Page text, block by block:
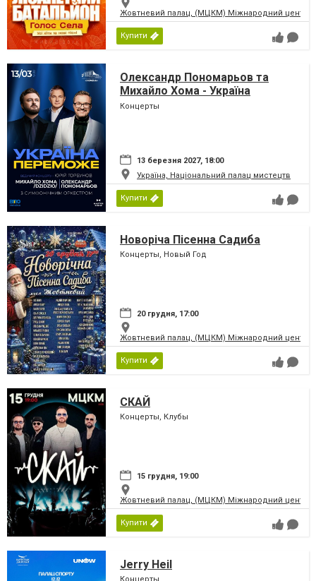
Жовтневий палац, (МЦКМ) Міжнародний центр
Купити
Олександр Пономарьов та
Михайло Хома - Україна
Переможе!
Концерты
13 березня 2027, 18:00
Україна, Національний палац мистецтв
Купити
Новоріча Пісенна Садиба
Концерты, Новый Год
20 грудня, 17:00
Жовтневий палац, (МЦКМ) Міжнародний центр
Купити
СКАЙ
Концерты, Клубы
15 грудня, 19:00
Жовтневий палац, (МЦКМ) Міжнародний центр
Купити
Jerry Heil